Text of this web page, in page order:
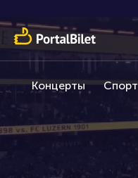
Концерты Спорт